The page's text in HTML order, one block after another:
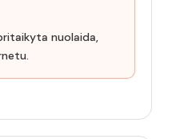
nuolaida,